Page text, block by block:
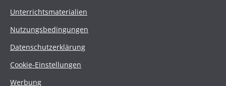
Unterrichtsmaterialien
Nutzungsbedingungen
Datenschutzerklärung
Cookie-Einstellungen
Werbung